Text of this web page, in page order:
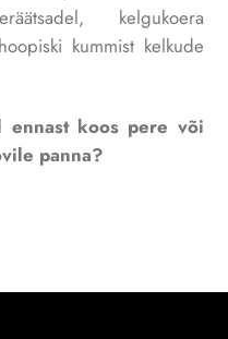
kelgukoera
kummist kelkude
ennast koos pere või
panna?